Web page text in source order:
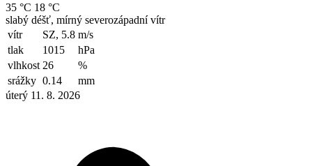
35 °C 18 °C
slabý déšť, mírný severozápadní vítr
vítr
SZ, 5.8 m/s
tlak
1015
hPa
vlhkost 26
%
srážky 0.14
mm
úterý 11. 8. 2026